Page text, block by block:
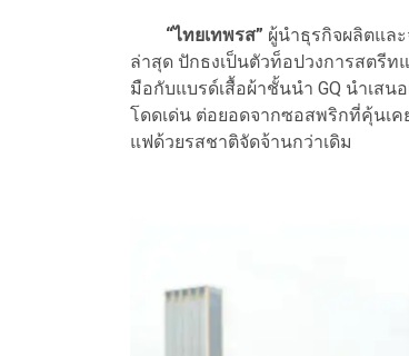
“ไทยเทพรส” ผู้นำธุรกิจผลิตแล
ล่าสุด ปักธงเป็นตัวท็อปวงการสตรี
มือกับแบรด์เสื้อผ้าชั้นนำ GQ นำเ
โดดเด่น ต่อยอดจากซอสพริกที่คุ้นเ
แฟด้วยรสชาติจัดจ้านกว่าเดิม